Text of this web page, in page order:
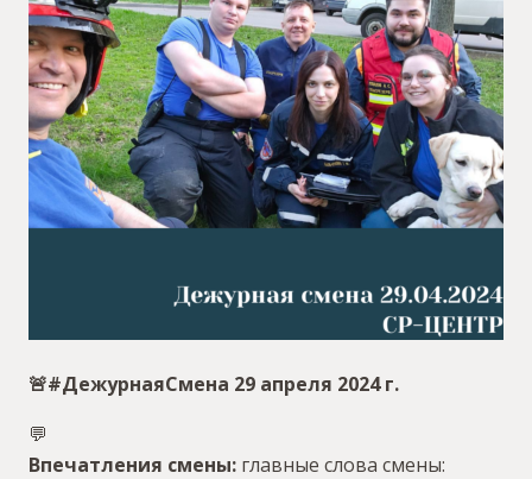
🚨#ДежурнаяСмена 29 апреля 2024 г.
💬
Впечатления смены: главные слова смены: